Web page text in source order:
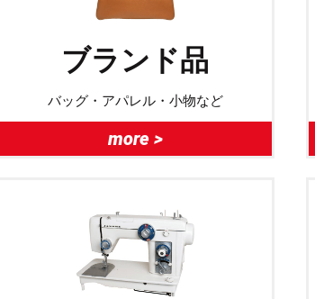
ブランド品
バッグ・アパレル・小物など
more >